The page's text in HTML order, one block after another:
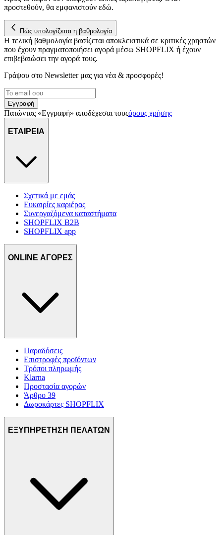
προστεθούν, θα εμφανιστούν εδώ.
Πώς υπολογίζεται η βαθμολογία
Η τελική βαθμολογία βασίζεται αποκλειστικά σε κριτικές χρηστών
που έχουν πραγματοποιήσει αγορά μέσω SHOPFLIX ή έχουν
επιβεβαιώσει την αγορά τους.
Γράψου στο Νewsletter μας για νέα & προσφορές!
Εγγραφή
Πατώντας «Εγγραφή» αποδέχεσαι τουςόρους χρήσης
ΕΤΑΙΡΕΙΑ
Σχετικά με εμάς
Ευκαιρίες καριέρας
Συνεργαζόμενα καταστήματα
SHOPFLIX B2B
SHOPFLIX app
ONLINE ΑΓΟΡΕΣ
Παραδόσεις
Επιστροφές προϊόντων
Τρόποι πληρωμής
Klarna
Προστασία αγορών
Άρθρο 39
Δωροκάρτες SHOPFLIX
ΕΞΥΠΗΡΕΤΗΣΗ ΠΕΛΑΤΩΝ